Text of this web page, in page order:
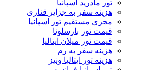
تور مادرید اسپانیا
هزینه سفر به جزایر قناری
مجری مستقیم تور اسپانیا
قیمت تور بارسلونا
قیمت تور میلان ایتالیا
هزینه سفر به رم
هزینه تور ایتالیا ونیز